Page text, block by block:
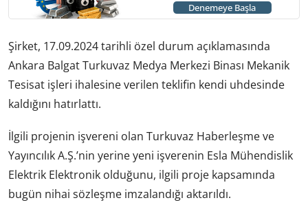
Denemeye Başla
Şirket, 17.09.2024 tarihli özel durum açıklamasında
Ankara Balgat Turkuvaz Medya Merkezi Binası Mekanik
Tesisat işleri ihalesine verilen teklifin kendi uhdesinde
kaldığını hatırlattı.
İlgili projenin işvereni olan Turkuvaz Haberleşme ve
Yayıncılık A.Ş.’nin yerine yeni işverenin Esla Mühendislik
Elektrik Elektronik olduğunu, ilgili proje kapsamında
bugün nihai sözleşme imzalandığı aktarıldı.